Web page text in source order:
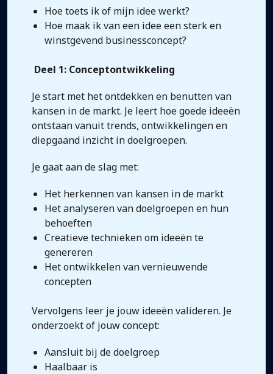
Hoe toets ik of mijn idee werkt?
Hoe maak ik van een idee een sterk en
winstgevend businessconcept?
Deel 1: Conceptontwikkeling
Je start met het ontdekken en benutten van
kansen in de markt. Je leert hoe goede ideeën
ontstaan vanuit trends, ontwikkelingen en
diepgaand inzicht in doelgroepen.
Je gaat aan de slag met:
Het herkennen van kansen in de markt
Het analyseren van doelgroepen en hun
behoeften
Creatieve technieken om ideeën te
genereren
Het ontwikkelen van vernieuwende
concepten
Vervolgens leer je jouw ideeën valideren. Je
onderzoekt of jouw concept:
Aansluit bij de doelgroep
Haalbaar is